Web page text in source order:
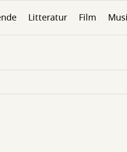
Litteratur Film